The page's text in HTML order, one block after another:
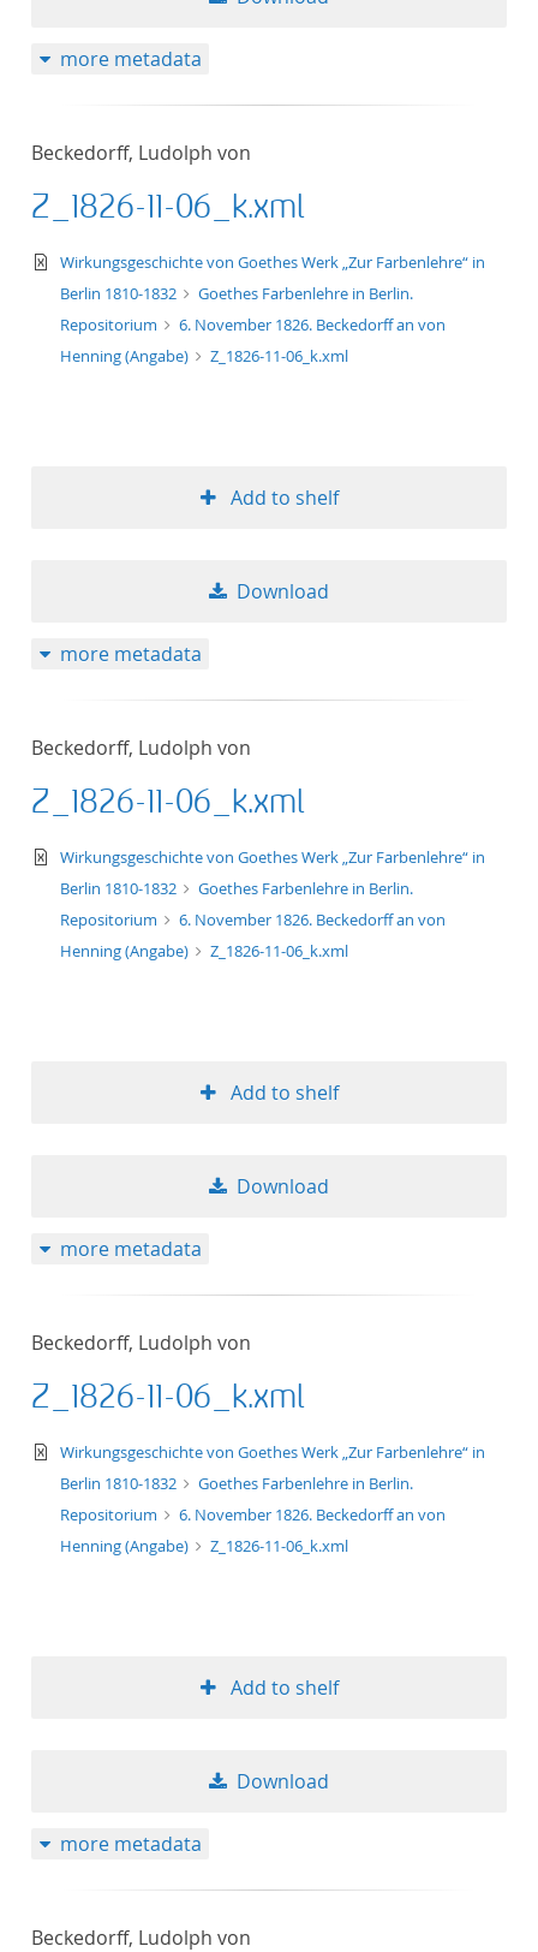
more metadata
Beckedorff, Ludolph von
Z_1826-11-06_k.xml
text/xml
Wirkungsgeschichte von Goethes Werk „Zur Farbenlehre“ in
Berlin 1810-1832
Goethes Farbenlehre in Berlin.
Repositorium
6. November 1826. Beckedorff an von
Henning (Angabe)
Z_1826-11-06_k.xml
Add to shelf
Download
more metadata
Beckedorff, Ludolph von
Z_1826-11-06_k.xml
text/xml
Wirkungsgeschichte von Goethes Werk „Zur Farbenlehre“ in
Berlin 1810-1832
Goethes Farbenlehre in Berlin.
Repositorium
6. November 1826. Beckedorff an von
Henning (Angabe)
Z_1826-11-06_k.xml
Add to shelf
Download
more metadata
Beckedorff, Ludolph von
Z_1826-11-06_k.xml
text/xml
Wirkungsgeschichte von Goethes Werk „Zur Farbenlehre“ in
Berlin 1810-1832
Goethes Farbenlehre in Berlin.
Repositorium
6. November 1826. Beckedorff an von
Henning (Angabe)
Z_1826-11-06_k.xml
Add to shelf
Download
more metadata
Beckedorff, Ludolph von